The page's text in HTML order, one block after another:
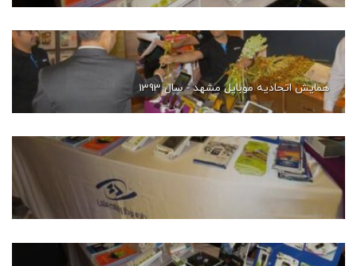
همایش اتحادیه موبایل مشهد - سال 1393